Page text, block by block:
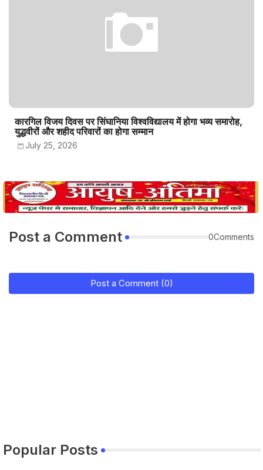
कारगिल विजय दिवस पर सिंघानिया विश्वविद्यालय में होगा भव्य समारोह,
युद्धवीरों और शहीद परिवारों का होगा सम्मान
July 25, 2026
Post a Comment 0Comments
Post a Comment (0)
Popular Posts